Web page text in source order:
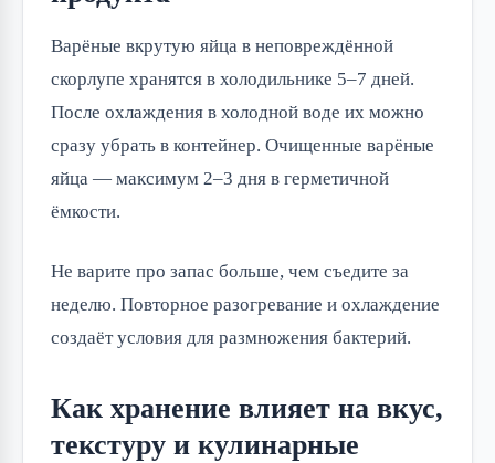
Варёные вкрутую яйца в неповреждённой
скорлупе хранятся в холодильнике 5–7 дней.
После охлаждения в холодной воде их можно
сразу убрать в контейнер. Очищенные варёные
яйца — максимум 2–3 дня в герметичной
ёмкости.
Не варите про запас больше, чем съедите за
неделю. Повторное разогревание и охлаждение
создаёт условия для размножения бактерий.
Как хранение влияет на вкус,
текстуру и кулинарные